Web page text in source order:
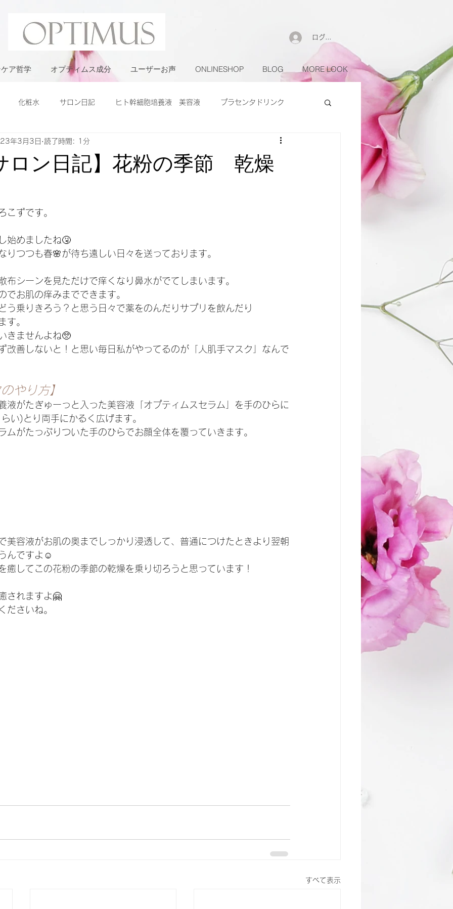
ログイン
ア哲学 オプティムス成分 ユーザーお声 ONLINESHOP BLOG MORE LOOK
化粧水 サロン日記 ヒト幹細胞培養液 美容液 プラセンタドリンク
ロン日記】花粉の季節 乾燥
年3月3日 読了時間: 1分
こずです。
始めましたね🤧
りつつも春🌸が待ち遠しい日々を送っております。
布シーンを見ただけで痒くなり鼻水がでてしまいます。
でお肌の痒みまでできます。
う乗りきろう？と思う日々で薬をのんだりサプリを飲んだり
す。
きませんよね🥺
改善しないと！と思い毎日私がやってるのが「人肌手マスク」なんで
やり方】
液がたぎゅーっと入った美容液「オプティムスセラム」を手のひらに
い)とり両手にかるく広げます。
ムがたっぷりついた手のひらでお顔全体を覆っていきます。
美容液がお肌の奥までしっかり浸透して、普通につけたときより翌朝
んですよ☺️
癒してこの花粉の季節の乾燥を乗り切ろうと思っています！
されますよ🤗
ださいね。
すべて表示